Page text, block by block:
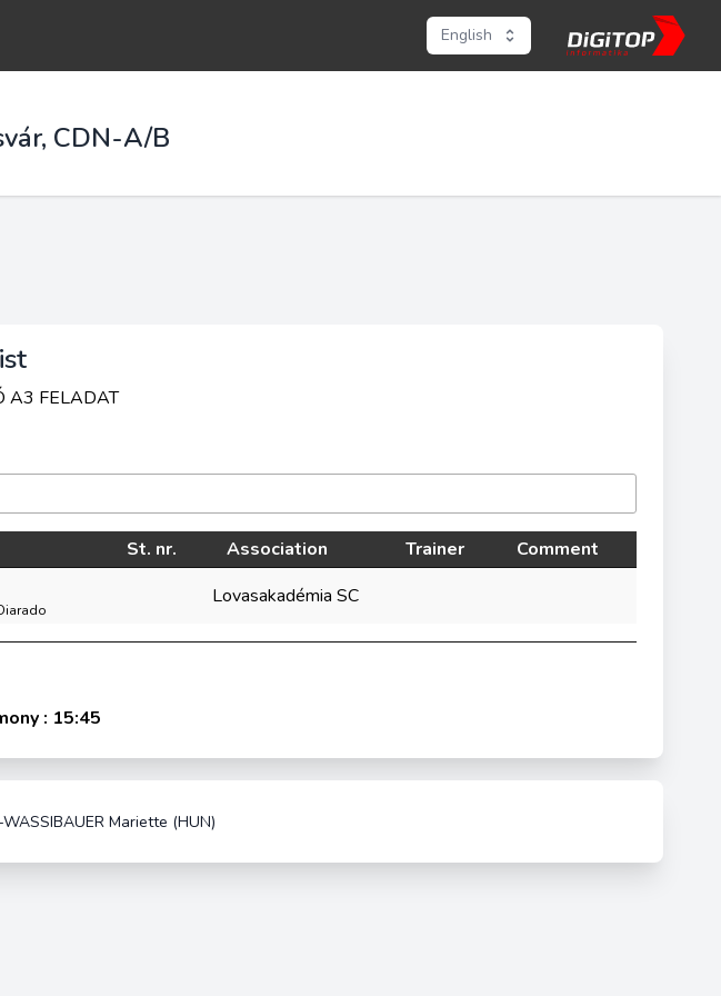
English
CDN-A/B
A3 FELADAT
St. nr. Association Trainer Comment
Lovasakadémia SC
: 15:45
Mariette (HUN)